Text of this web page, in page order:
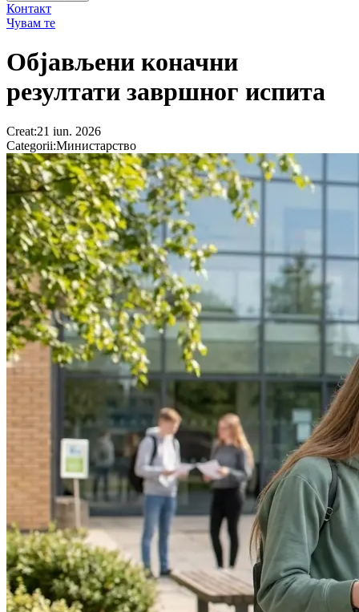
Контакт
Чувам те
Објављени коначни
резултати завршног испита
Creat:21 iun. 2026
Categorii:Министарство